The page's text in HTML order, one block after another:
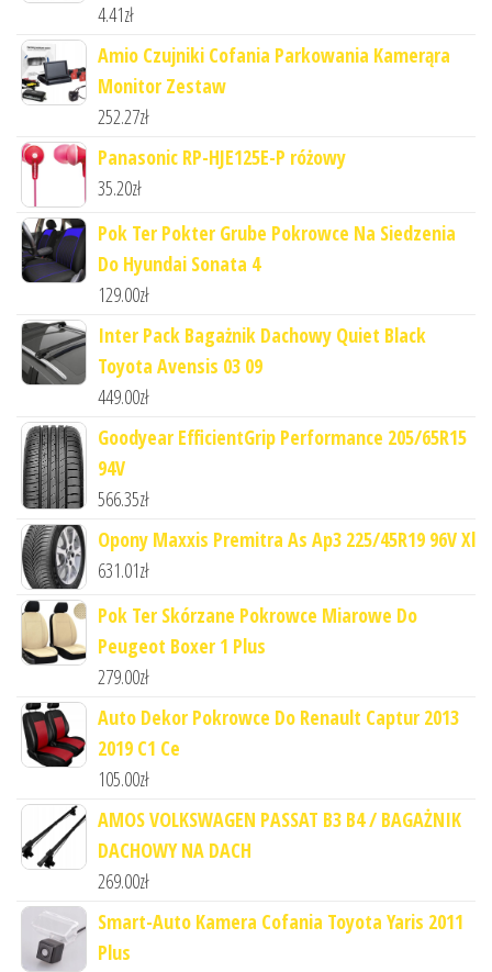
4.41zł
Amio Czujniki Cofania Parkowania Kamerąra
Monitor Zestaw
252.27zł
Panasonic RP-HJE125E-P różowy
35.20zł
Pok Ter Pokter Grube Pokrowce Na Siedzenia
Do Hyundai Sonata 4
129.00zł
Inter Pack Bagażnik Dachowy Quiet Black
Toyota Avensis 03 09
449.00zł
Goodyear EfficientGrip Performance 205/65R15
94V
566.35zł
Opony Maxxis Premitra As Ap3 225/45R19 96V Xl
631.01zł
Pok Ter Skórzane Pokrowce Miarowe Do
Peugeot Boxer 1 Plus
279.00zł
Auto Dekor Pokrowce Do Renault Captur 2013
2019 C1 Ce
105.00zł
AMOS VOLKSWAGEN PASSAT B3 B4 / BAGAŻNIK
DACHOWY NA DACH
269.00zł
Smart-Auto Kamera Cofania Toyota Yaris 2011
Plus